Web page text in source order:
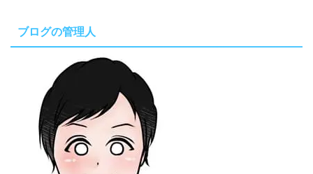
ブログの管理人